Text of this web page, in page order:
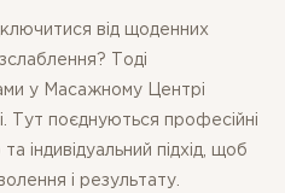
від щоденних
Тоді
у Масажному Центрі
Тут поєднуються професійні
індивідуальний підхід, щоб
і результату.